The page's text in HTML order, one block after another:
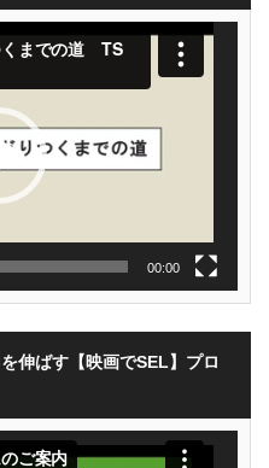
00:00
伸ばす【映画でSEL】プロ